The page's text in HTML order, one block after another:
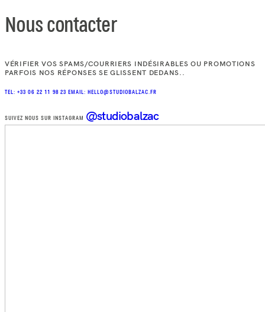
Nous contacter
VÉRIFIER VOS SPAMS/COURRIERS INDÉSIRABLES OU PROMOTIONS
PARFOIS NOS RÉPONSES SE GLISSENT DEDANS..
TEL: +33 06 22 11 98 23 EMAIL: HELLO@STUDIOBALZAC.FR
SUIVEZ NOUS SUR INSTAGRAM @studiobalzac